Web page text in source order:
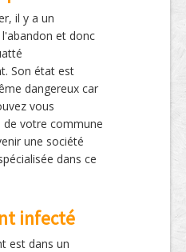
il y a un
et donc
Son état est
dangereux car
vous
de votre commune
une société
dans ce
infecté
est dans un